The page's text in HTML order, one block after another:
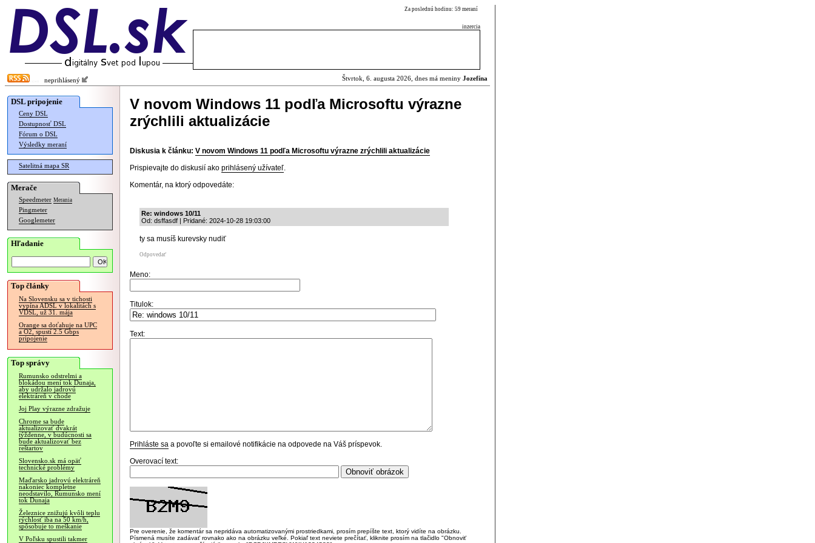
Za poslednú hodinu: 59 meraní
inzercia
neprihlásený Štvrtok, 6. augusta 2026, dnes má meniny Jozefína
DSL pripojenie
Ceny DSL
Dostupnosť DSL
Fórum o DSL
Výsledky meraní
Satelitná mapa SR
Merače
Speedmeter Merania
Pingmeter
Googlemeter
Hľadanie
Top články
Na Slovensku sa v tichosti
vypína ADSL v lokalitách s
VDSL, už 31. mája
Orange sa doťahuje na UPC
a O2, spustí 2.5 Gbps
pripojenie
Top správy
Rumunsko odstrelmi a
blokádou mení tok Dunaja,
aby udržalo jadrovú
elektráreň v chode
Joj Play výrazne zdražuje
Chrome sa bude
aktualizovať dvakrát
týždenne, v budúcnosti sa
bude aktualizovať bez
reštartov
Slovensko.sk má opäť
technické problémy
Maďarsko jadrovú elektráreň
nakoniec kompletne
neodstavilo, Rumunsko mení
tok Dunaja
Železnice znižujú kvôli teplu
rýchlosť iba na 50 km/h,
spôsobuje to meškanie
V Poľsku spustili takmer
V novom Windows 11 podľa Microsoftu výrazne
zrýchlili aktualizácie
Diskusia k článku: V novom Windows 11 podľa Microsoftu výrazne zrýchlili aktualizácie
Prispievajte do diskusií ako prihlásený užívateľ.
Komentár, na ktorý odpovedáte:
Re: windows 10/11
Od: dsffasdf | Pridané: 2024-10-28 19:03:00
ty sa musíš kurevsky nudiť
Odpovedať
Meno:
Titulok:
Text:
Prihláste sa a povoľte si emailové notifikácie na odpovede na Váš príspevok.
Overovací text:
Pre overenie, že komentár sa nepridáva automatizovanými prostriedkami, prosím prepíšte text, ktorý vidíte na obrázku.
Písmená musíte zadávať rovnako ako na obrázku veľké. Pokiaľ text neviete prečítať, kliknite prosím na tlačidlo "Obnoviť